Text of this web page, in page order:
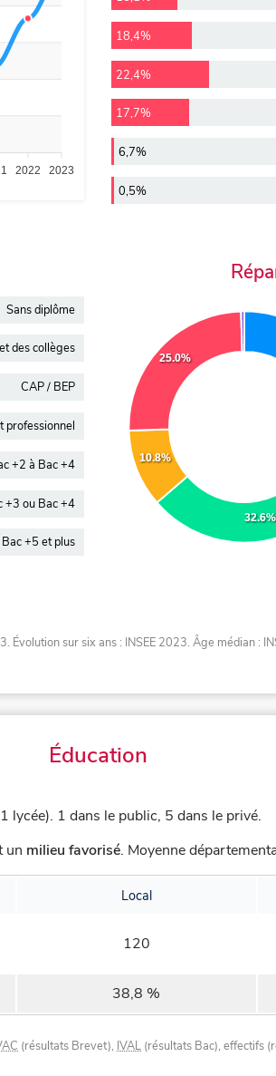
2022 2023
18,4%
22,4%
17,7%
6,7%
0,5%
Sans diplôme
des collèges
CAP / BEP
professionnel
+2 à Bac +4
+3 ou Bac +4
Bac +5 et plus
32.6%
10.8%
25.0%
sur six ans : INSEE 2023. Âge médian :
Éducation
lycée). 1 dans le public, 5 dans le privé.
un milieu favorisé. Moyenne
Local
120
38,8 %
(résultats Brevet), IVAL (résultats Bac), effectifs